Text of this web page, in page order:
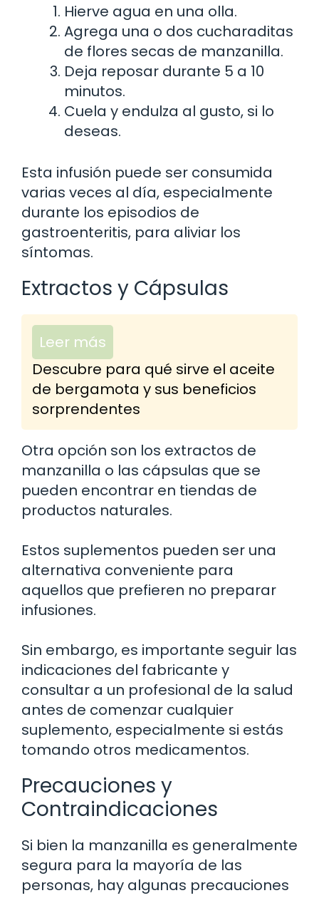
Hierve agua en una olla.
Agrega una o dos cucharaditas
de flores secas de manzanilla.
Deja reposar durante 5 a 10
minutos.
Cuela y endulza al gusto, si lo
deseas.
Esta infusión puede ser consumida
varias veces al día, especialmente
durante los episodios de
gastroenteritis, para aliviar los
síntomas.
Extractos y Cápsulas
Leer más
Descubre para qué sirve el aceite
de bergamota y sus beneficios
sorprendentes
Otra opción son los extractos de
manzanilla o las cápsulas que se
pueden encontrar en tiendas de
productos naturales.
Estos suplementos pueden ser una
alternativa conveniente para
aquellos que prefieren no preparar
infusiones.
Sin embargo, es importante seguir las
indicaciones del fabricante y
consultar a un profesional de la salud
antes de comenzar cualquier
suplemento, especialmente si estás
tomando otros medicamentos.
Precauciones y
Contraindicaciones
Si bien la manzanilla es generalmente
segura para la mayoría de las
personas, hay algunas precauciones